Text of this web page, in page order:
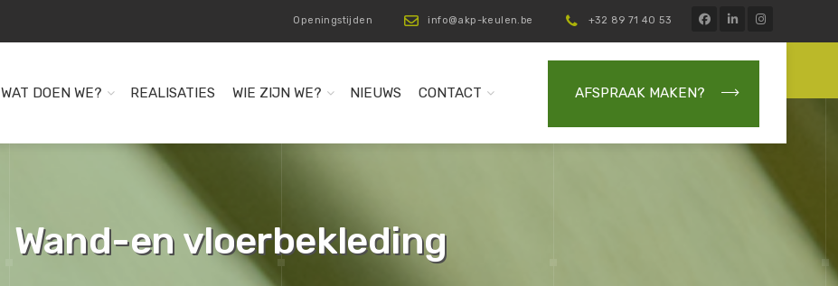
Openingstijden info@akp-keulen.be +32 89 71 40 53
WAT DOEN WE? REALISATIES WIE ZIJN WE? NIEUWS CONTACT AFSPRAAK MAKEN?
Wand-en vloerbekleding